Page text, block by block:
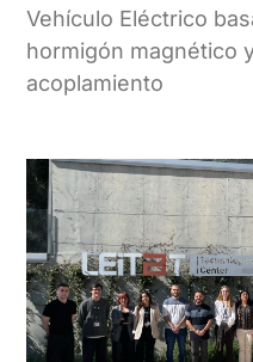
Vehículo Eléctrico
hormigón magnético
acoplamiento